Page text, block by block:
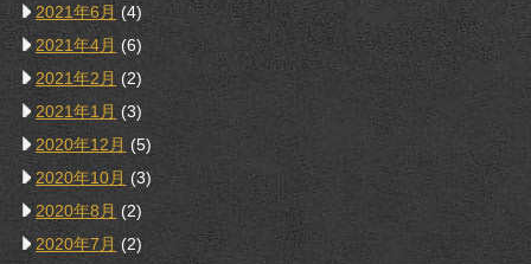
2021年6月 (4)
2021年4月 (6)
2021年2月 (2)
2021年1月 (3)
2020年12月 (5)
2020年10月 (3)
2020年8月 (2)
2020年7月 (2)